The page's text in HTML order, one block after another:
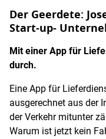
Der Geerdete:
Start-up-
Mit einer App für
durch.
Eine App für
ausgerechnet aus der
der Verkehr mitunter
Warum ist jetzt kein